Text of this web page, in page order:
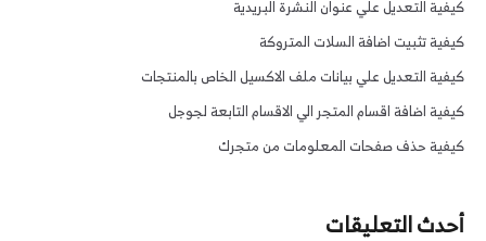
كيفية التعديل علي عنوان النشرة البريدية
كيفية تثبيت اضافة السلات المتروكة
كيفية التعديل علي بيانات ملف الاكسيل الخاص بالمنتجات
كيفية اضافة اقسام المتجر الي الاقسام التابعة لجوجل
كيفية حذف صفحات المعلومات من متجرك
أحدث التعليقات